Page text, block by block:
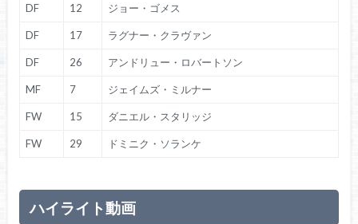
DF 12 ジョー・ゴメス
DF 17 ラグナー・クラヴァン
DF 26 アンドリュー・ロバートソン
MF 7 ジェイムズ・ミルナー
FW 15 ダニエル・スタリッジ
FW 29 ドミニク・ソランケ
ハイライト動画